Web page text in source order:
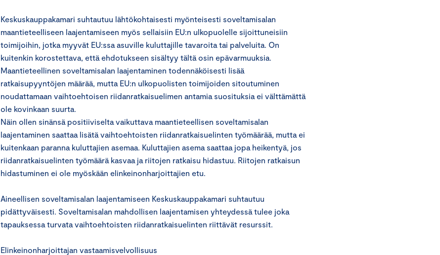
Keskuskauppakamari suhtautuu lähtökohtaisesti myönteisesti soveltamisalan
maantieteelliseen laajentamiseen myös sellaisiin EU:n ulkopuolelle sijoittuneisiin
toimijoihin, jotka myyvät EU:ssa asuville kuluttajille tavaroita tai palveluita. On
kuitenkin korostettava, että ehdotukseen sisältyy tältä osin epävarmuuksia.
Maantieteellinen soveltamisalan laajentaminen todennäköisesti lisää
ratkaisupyyntöjen määrää, mutta EU:n ulkopuolisten toimijoiden sitoutuminen
noudattamaan vaihtoehtoisen riidanratkaisuelimen antamia suosituksia ei välttämättä
ole kovinkaan suurta.
Näin ollen sinänsä positiiviselta vaikuttava maantieteellisen soveltamisalan
laajentaminen saattaa lisätä vaihtoehtoisten riidanratkaisuelinten työmäärää, mutta ei
kuitenkaan paranna kuluttajien asemaa. Kuluttajien asema saattaa jopa heikentyä, jos
riidanratkaisuelinten työmäärä kasvaa ja riitojen ratkaisu hidastuu. Riitojen ratkaisun
hidastuminen ei ole myöskään elinkeinonharjoittajien etu.
Aineellisen soveltamisalan laajentamiseen Keskuskauppakamari suhtautuu
pidättyväisesti. Soveltamisalan mahdollisen laajentamisen yhteydessä tulee joka
tapauksessa turvata vaihtoehtoisten riidanratkaisuelinten riittävät resurssit.
Elinkeinonharjoittajan vastaamisvelvollisuus